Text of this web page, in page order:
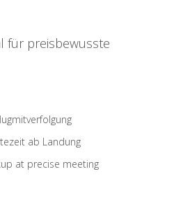
für preisbewusste
ab Landung
at precise meeting